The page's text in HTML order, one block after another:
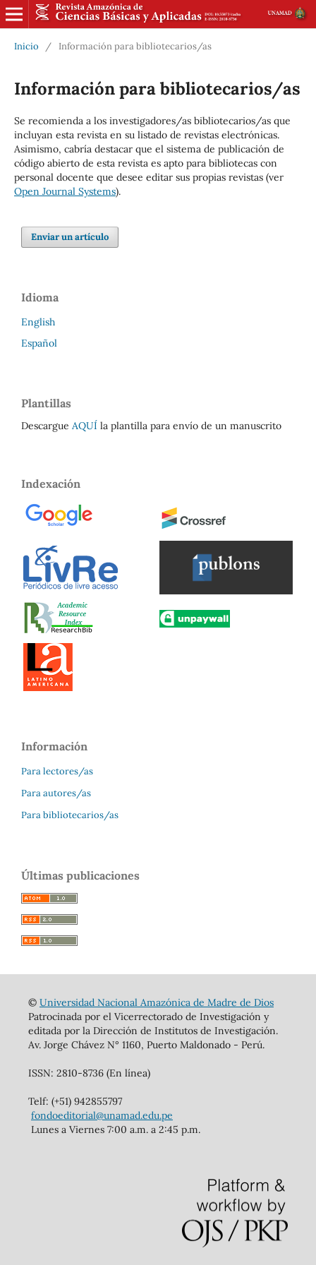
Inicio / Información para bibliotecarios/as
Información para bibliotecarios/as
Se recomienda a los investigadores/as bibliotecarios/as que
incluyan esta revista en su listado de revistas electrónicas.
Asimismo, cabría destacar que el sistema de publicación de
código abierto de esta revista es apto para bibliotecas con
personal docente que desee editar sus propias revistas (ver
Open Journal Systems).
Enviar un artículo
Idioma
English
Español
Plantillas
Descargue AQUÍ la plantilla para envío de un manuscrito
Indexación
Información
Para lectores/as
Para autores/as
Para bibliotecarios/as
Últimas publicaciones
© Universidad Nacional Amazónica de Madre de Dios
Patrocinada por el Vicerrectorado de Investigación y
editada por la Dirección de Institutos de Investigación.
Av. Jorge Chávez N° 1160, Puerto Maldonado - Perú.
ISSN: 2810-8736 (En línea)
Telf: (+51) 942855797
fondoeditorial@unamad.edu.pe
Lunes a Viernes 7:00 a.m. a 2:45 p.m.